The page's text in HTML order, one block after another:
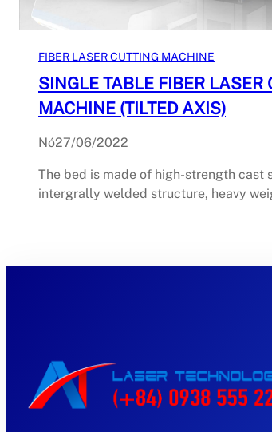
FIBER LASER CUTTING MACHINE
SINGLE TABLE FIBER LASER
MACHINE (TILTED AXIS)
Nó27/06/2022
The bed is made of high-strength cast
intergrally welded structure, heavy